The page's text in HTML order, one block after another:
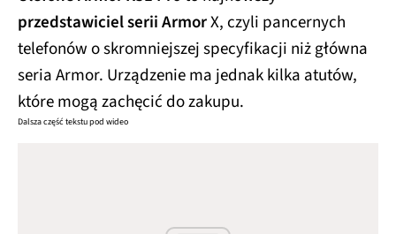
przedstawiciel serii ArmorX, czyli pancernych
telefonów o skromniejszej specyfikacji niż główna
seria Armor. Urządzenie ma jednak kilka atutów,
które mogą zachęcić do zakupu.
Dalsza część tekstu pod wideo